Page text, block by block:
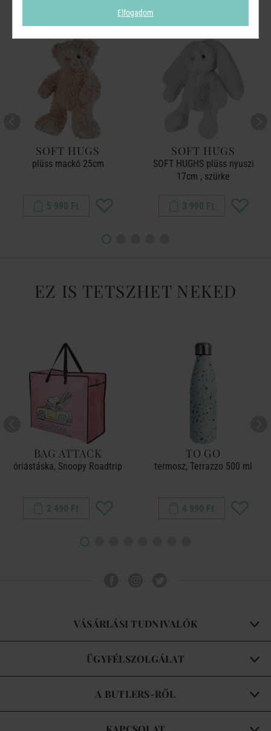
SOFT HUGS
plüss mackó 25cm
5 990 Ft
SOFT HUGS
SOFT HUGHS plüss nyuszi
17cm , szürke
3 990 Ft
EZ IS TETSZHET NEKED
BAG ATTACK
óriástáska, Snoopy Roadtrip
2 490 Ft
TO GO
termosz, Terrazzo 500 ml
4 990 Ft
VÁSÁRLÁSI TUDNIVALÓK
ÜGYFÉLSZOLGÁLAT
A BUTLERS-RŐL
Elfogadom